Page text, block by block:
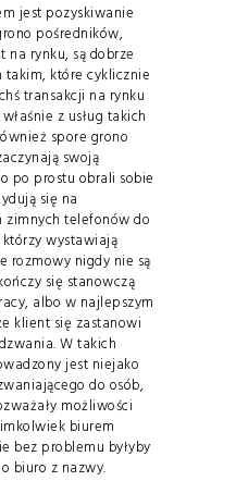
jest pozyskiwanie
pośredników,
na rynku, są dobrze
które cyklicznie
transakcji na rynku
z usług takich
spore grono
swoją
po prostu obrali sobie
się na
telefonów do
wystawiają
rozmowy nigdy nie są
się stanowczą
albo w najlepszym
klient się zastanowi
W takich
jest niejako
do osób,
możliwości
biurem
bez problemu byłyby
biuro z nazwy.